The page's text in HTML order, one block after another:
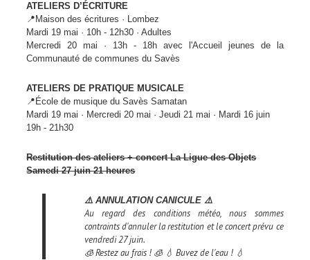
ATELIERS D’ÉCRITURE
📍Maison des écritures · Lombez
Mardi 19 mai · 10h - 12h30 · Adultes
Mercredi 20 mai · 13h - 18h avec l'Accueil jeunes de la
Communauté de communes du Savès
ATELIERS DE PRATIQUE MUSICALE
📍École de musique du Savès Samatan
Mardi 19 mai · Mercredi 20 mai ·Jeudi 21 mai · Mardi 16 juin
19h - 21h30
Restitution des ateliers + concert La Ligue des Objets
Samedi 27 juin 21 heures
⚠️ ANNULATION CANICULE ⚠️
Au regard des conditions météo, nous sommes
contraints d'annuler la restitution et le concert prévu ce
vendredi 27 juin.
🧊 Restez au frais ! 🧊 💧 Buvez de l'eau ! 💧